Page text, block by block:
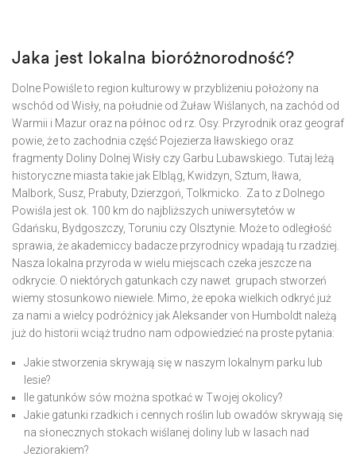
Jaka jest lokalna bioróżnorodność?
Dolne Powiśleto region kulturowy w przybliżeniu położony na
wschód od Wisły, na południe od Żuław Wiślanych, na zachód od
Warmii i Mazur oraz na północ od rz. Osy. Przyrodnik oraz geograf
powie, że to zachodnia część Pojezierza Iławskiego oraz
fragmenty Doliny Dolnej Wisły czy Garbu Lubawskiego . Tutaj leżą
historyczne miasta takie jak Elbląg, Kwidzyn, Sztum, Iława,
Malbork, Susz, Prabuty, Dzierzgoń, Tolkmicko. Za to z Dolnego
Powiśla jest ok. 100 km do najbliższych uniwersytetów w
Gdańsku, Bydgoszczy, Toruniu czy Olsztynie. Może to odległość
sprawia, że akademiccy badacze przyrodnicy wpadają tu rzadziej.
Nasza lokalna przyroda w wielu miejscach czeka jeszcze na
odkrycie. O niektórych gatunkach czy nawet grupach stworzeń
wiemy stosunkowo niewiele. Mimo, że epoka wielkich odkryć już
za nami a wielcy podróżnicy jak Aleksander von Humboldt należą
już do historii wciąż trudno nam odpowiedzieć na proste pytania:
Jakie stworzenia skrywają się w naszym lokalnym parku lub
lesie?
Ile gatunków sów można spotkać w Twojej okolicy?
Jakie gatunki rzadkich i cennych roślin lub owadów skrywają się
na słonecznych stokach wiślanej doliny lub w lasach nad
Jeziorakiem?